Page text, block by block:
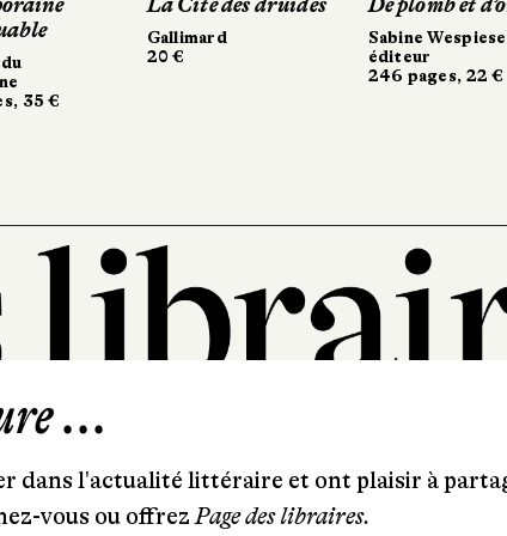
Sabine Wespieser
éditeur
Sabine Wespieser
éditeur
Phébus
352 pages,
Lazare
41 97 20
...
dans l'actualité littéraire et ont plaisir à
vous ou offrezPage des libraires.